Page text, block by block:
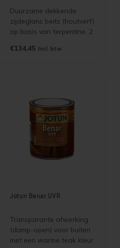
Duurzame dekkende
zijdeglans beits (houtverf)
op basis van terpentine. 2
aflak in één. Goede primer
kleur. Vervangt Jotun
Demidekk Oljetäc
€134,45 Incl. btw
Jotun Benar UVR
Transparante afwerking
(damp-open) voor buiten
met een warme teak kleur